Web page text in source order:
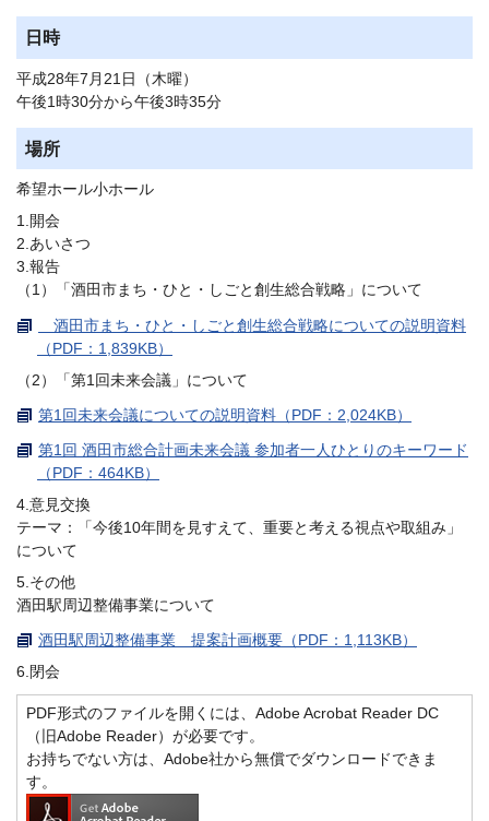
日時
平成28年7月21日（木曜）
午後1時30分から午後3時35分
場所
希望ホール小ホール
1.開会
2.あいさつ
3.報告
（1）「酒田市まち・ひと・しごと創生総合戦略」について
酒田市まち・ひと・しごと創生総合戦略についての説明資料
（PDF：1,839KB）
（2）「第1回未来会議」について
第1回未来会議についての説明資料（PDF：2,024KB）
第1回 酒田市総合計画未来会議 参加者一人ひとりのキーワード
（PDF：464KB）
4.意見交換
テーマ：「今後10年間を見すえて、重要と考える視点や取組み」
について
5.その他
酒田駅周辺整備事業について
酒田駅周辺整備事業 提案計画概要（PDF：1,113KB）
6.閉会
PDF形式のファイルを開くには、Adobe Acrobat Reader DC
（旧Adobe Reader）が必要です。
お持ちでない方は、Adobe社から無償でダウンロードできま
す。